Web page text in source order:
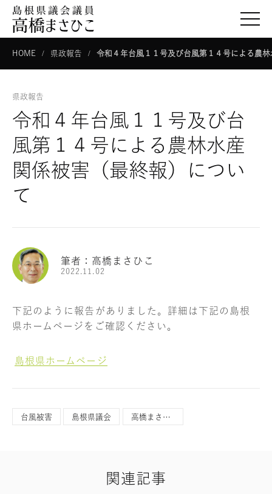
HOME 県政報告 令和４年台風１１号及び台風第１４号による農
県政報告
令和４年台風１１号及び台
風第１４号による農林水産
関係被害（最終報）につい
て
筆者：高橋まさひこ
2022.11.02
下記のように報告がありました。詳細は下記の島根
県ホームページをご確認ください。
島根県ホームページ
台風被害 島根県議会 高橋まさひこ
関連記事